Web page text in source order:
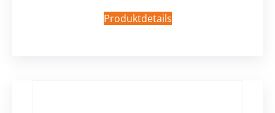
Produktdetails